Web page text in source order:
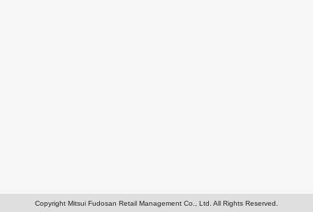
Copyright Mitsui Fudosan Retail Management Co., Ltd. All Rights Reserved.